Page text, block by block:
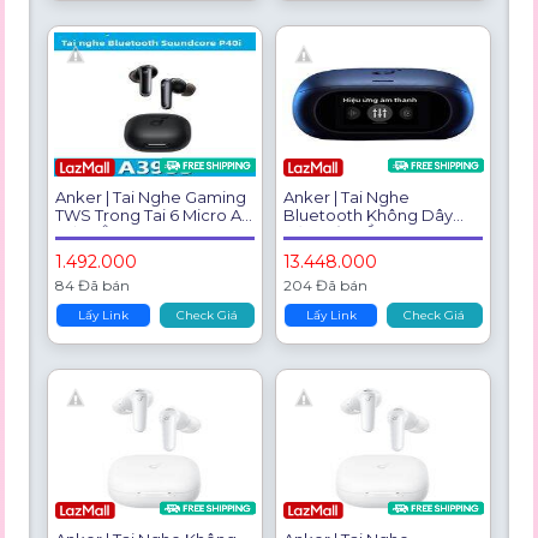
Battery Life, Model:
A3957
Anker | Tai Nghe Gaming
TWS Trong Tai 6 Micro AI
Giảm Âm
1.492.000
84 Đã bán
Lấy Link Check Giá
Anker | Tai Nghe
Bluetooth Không Dây
Hủy Tiếng Ồn AI Cho Hội
Nghị
13.448.000
204 Đã bán
Lấy Link Check Giá